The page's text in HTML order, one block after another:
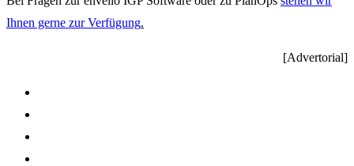
Ihnen gerne zur Verfügung.
[Advertorial]